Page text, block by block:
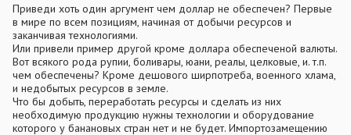
Приведи хоть один аргумент чем доллар не обеспечен? Первые
в мире по всем позициям, начиная от добычи ресурсов и
заканчивая технологиями.
Или привели пример другой кроме доллара обеспеченой валюты.
Вот всякого рода рупии, боливары, юани, реалы, целковые, и. т.п.
чем обеспечены? Кроме дешового ширпотреба, военного хлама,
и недобытых ресурсов в земле.
Что бы добыть, переработать ресурсы и сделать из них
необходимую продукцию нужны технологии и оборудование
которого у банановых стран нет и не будет. Импортозамещению